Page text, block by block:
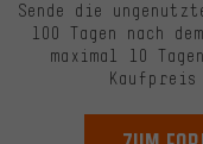
Sende die
100 Tagen nach
maximal 10